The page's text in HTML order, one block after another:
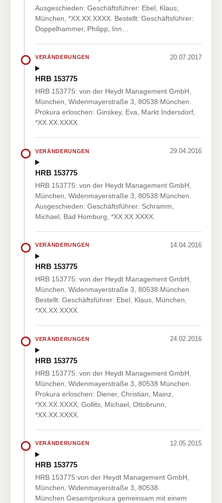
Ausgeschieden: Geschäftsführer: Ebel, Klaus,
München, *XX.XX.XXXX. Bestellt: Geschäftsführer:
Doppelhammer, Philipp, Inn…
VERÄNDERUNGEN 20.07.2017
HRB 153775
HRB 153775: von der Heydt Management GmbH,
München, Widenmayerstraße 3, 80538 München.
Prokura erloschen: Ginskey, Eva, Markt Indersdorf,
*XX.XX.XXXX.
VERÄNDERUNGEN 29.04.2016
HRB 153775
HRB 153775: von der Heydt Management GmbH,
München, Widenmayerstraße 3, 80538 München.
Ausgeschieden: Geschäftsführer: Schramm,
Michael, Bad Homburg, *XX.XX.XXXX.
VERÄNDERUNGEN 14.04.2016
HRB 153775
HRB 153775: von der Heydt Management GmbH,
München, Widenmayerstraße 3, 80538 München.
Bestellt: Geschäftsführer: Ebel, Klaus, München,
*XX.XX.XXXX.
VERÄNDERUNGEN 24.02.2016
HRB 153775
HRB 153775: von der Heydt Management GmbH,
München, Widenmayerstraße 3, 80538 München.
Prokura erloschen: Diener, Christian, Mainz,
*XX.XX.XXXX; Gollits, Michael, Ottobrunn,
*XX.XX.XXXX.
VERÄNDERUNGEN 12.05.2015
HRB 153775
HRB 153775:von der Heydt Management GmbH,
München, Widenmayerstraße 3, 80538
München.Gesamtprokura gemeinsam mit einem